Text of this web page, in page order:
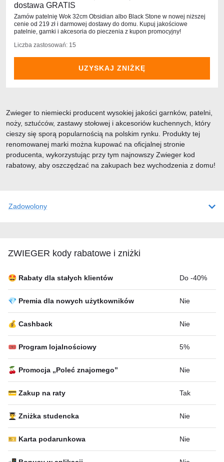
dostawa GRATIS
Zamów patelnię Wok 32cm Obsidian albo Black Stone w nowej niższej
cenie od 219 zł i darmowej dostawy do domu. Kupuj jakościowe
patelnie, garnki i akcesoria do pieczenia z kupon promocyjny!
Liczba zastosowań: 15
UZYSKAJ ZNIŻKĘ
Zadowolony
ZWIEGER kody rabatowe i zniżki
🤩 Rabaty dla stałych klientów Do -40%
💎 Premia dla nowych użytkowników Nie
💰 Cashback Nie
🎟 Program lojalnościowy 5%
🍒 Promocja „Poleć znajomego” Nie
💳 Zakup na raty Tak
👨‍🎓 Zniżka studencka Nie
🎫 Karta podarunkowa Nie
Zwieger to niemiecki producent wysokiej jakości garnków, patelni,
noży, sztućców, zastawy stołowej i akcesoriów kuchennych, który
cieszy się sporą popularnością na polskim rynku. Produkty tej
renomowanej marki można kupować na oficjalnej stronie
producenta, wykorzystując przy tym najnowszy Zwieger kod
rabatowy, aby oszczędzać na zakupach bez wychodzenia z domu!